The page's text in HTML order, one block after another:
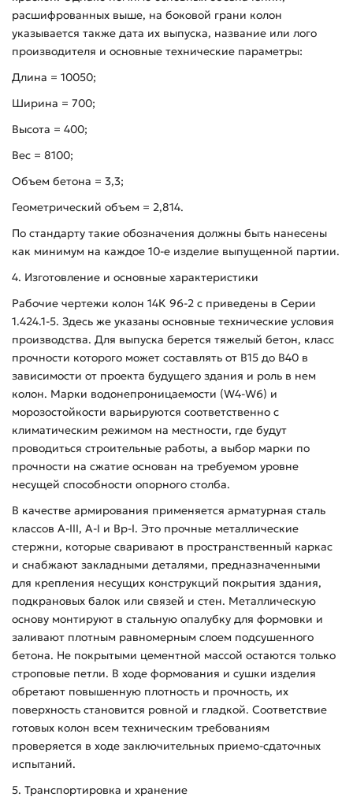
расшифрованных выше, на боковой грани колон
указывается также дата их выпуска, название или лого
производителя и основные технические параметры:
Длина = 10050;
Ширина = 700;
Высота = 400;
Вес = 8100;
Объем бетона = 3,3;
Геометрический объем = 2,814.
По стандарту такие обозначения должны быть нанесены
как минимум на каждое 10-е изделие выпущенной партии.
4. Изготовление и основные характеристики
Рабочие чертежи колон 14К 96-2 с приведены в Серии
1.424.1-5. Здесь же указаны основные технические условия
производства. Для выпуска берется тяжелый бетон, класс
прочности которого может составлять от В15 до В40 в
зависимости от проекта будущего здания и роль в нем
колон. Марки водонепроницаемости (W4-W6) и
морозостойкости варьируются соответственно с
климатическим режимом на местности, где будут
проводиться строительные работы, а выбор марки по
прочности на сжатие основан на требуемом уровне
несущей способности опорного столба.
В качестве армирования применяется арматурная сталь
классов А-ІІІ, А-І и Вр-І. Это прочные металлические
стержни, которые сваривают в пространственный каркас
и снабжают закладными деталями, предназначенными
для крепления несущих конструкций покрытия здания,
подкрановых балок или связей и стен. Металлическую
основу монтируют в стальную опалубку для формовки и
заливают плотным равномерным слоем подсушенного
бетона. Не покрытыми цементной массой остаются только
строповые петли. В ходе формования и сушки изделия
обретают повышенную плотность и прочность, их
поверхность становится ровной и гладкой. Соответствие
готовых колон всем техническим требованиям
проверяется в ходе заключительных приемо-сдаточных
испытаний.
5. Транспортировка и хранение